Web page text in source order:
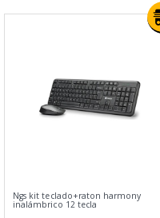
Ngs kit teclado+raton harmony
inalámbrico 12 tecla